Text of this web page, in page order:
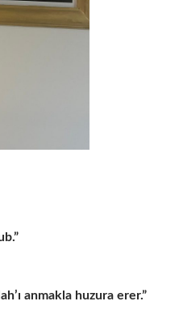
anmakla huzura erer.”